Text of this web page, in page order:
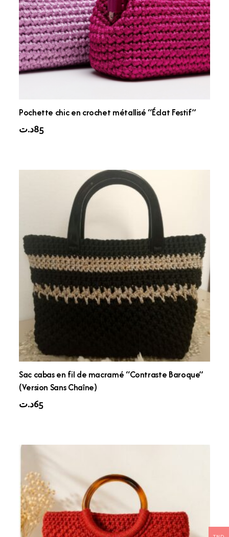
Pochette chic en crochet métallisé “Éclat Festif”
85د.ت
Sac cabas en fil de macramé “Contraste Baroque”
(Version Sans Chaîne)
65د.ت